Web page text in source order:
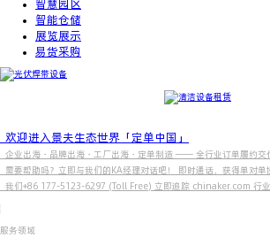
智慧园区
智能仓储
展览展示
易货采购
欢迎进入景夫生态世界「定单中国」
企业出海・品牌出海・工厂出海・定单制造 —— 全行业订单履约交
需要帮助吗？立即与我们的KA经理对话吧！ 即时通话，获得单对单
我们+86 177-5123-6297 (Toll Free) 立即追踪 chinaker.com 行
服务领域